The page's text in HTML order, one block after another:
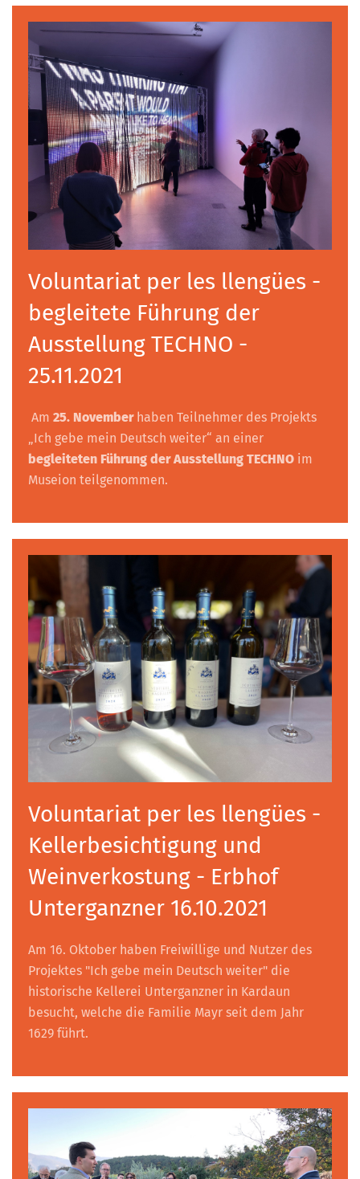
Voluntariat per les llengües -
begleitete Führung der
Ausstellung TECHNO -
25.11.2021
Am 25. Novemberhaben Teilnehmer des Projekts
„Ich gebe mein Deutsch weiter“ an einer
begleiteten Führung der Ausstellung TECHNO im
Museion teilgenommen.
Voluntariat per les llengües -
Kellerbesichtigung und
Weinverkostung - Erbhof
Unterganzner 16.10.2021
Am 16. Oktober haben Freiwillige und Nutzer des
Projektes "Ich gebe mein Deutsch weiter" die
historische Kellerei Unterganzner in Kardaun
besucht, welche die Familie Mayr seit dem Jahr
1629 führt.